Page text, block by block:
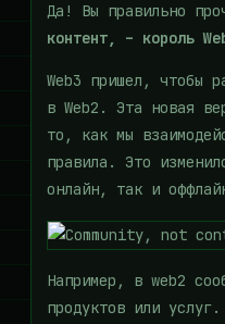
Да! Вы правильно
контент, – король
Web3 пришел, чтобы
в Web2. Эта новая
то, как мы
правила. Это
онлайн, так и
Например, в web2
продуктов или услуг.